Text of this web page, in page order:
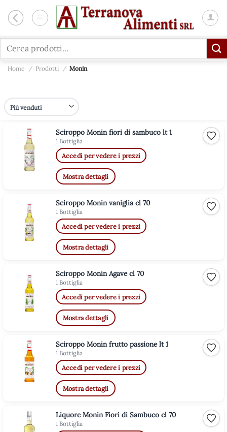
Cerca:
Home / Prodotti / Monin
Sciroppo Monin fiori di sambuco lt 1
1 Bottiglia
Accedi per vedere i prezzi
Mostra dettagli
Sciroppo Monin vaniglia cl 70
1 Bottiglia
Accedi per vedere i prezzi
Mostra dettagli
Sciroppo Monin Agave cl 70
1 Bottiglia
Accedi per vedere i prezzi
Mostra dettagli
Sciroppo Monin frutto passione lt 1
1 Bottiglia
Accedi per vedere i prezzi
Mostra dettagli
Liquore Monin Fiori di Sambuco cl 70
1 Bottiglia